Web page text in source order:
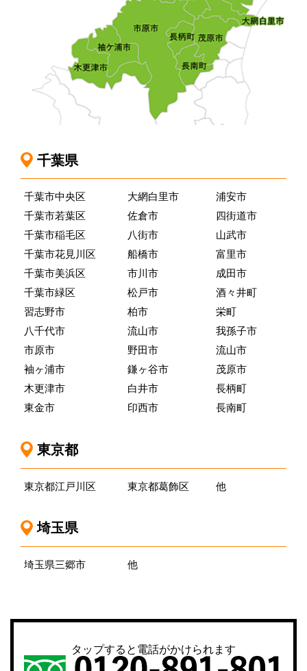
千葉県
千葉市中央区
千葉市若葉区
千葉市稲毛区
千葉市花見川区
千葉市美浜区
千葉市緑区
習志野市
八千代市
市原市
袖ヶ浦市
木更津市
東金市
大網白里市
佐倉市
八街市
船橋市
市川市
松戸市
柏市
流山市
野田市
鎌ヶ谷市
白井市
印西市
浦安市
四街道市
山武市
富里市
成田市
酒々井町
栄町
我孫子市
流山市
茂原市
長柄町
長南町
東京都
東京都江戸川区 東京都葛飾区 他
埼玉県
埼玉県三郷市 他
タップすると電話がかけられます